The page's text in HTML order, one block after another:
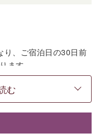
り、ご宿泊日の30日前
ます。
す。2食付きでご利用ご
】早割プラン（30日前
でのご予約で、5%割
む